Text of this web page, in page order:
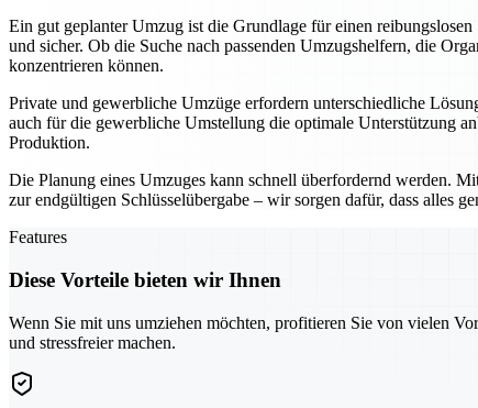
Ein gut geplanter Umzug ist die Grundlage für einen
und sicher. Ob die Suche nach passenden Umzugshelfern, die
konzentrieren können.
Private und gewerbliche Umzüge erfordern unterschiedliche
auch für die gewerbliche Umstellung die optimale Unterstützung
Produktion.
Die Planung eines Umzuges kann schnell überfordernd werden.
zur endgültigen Schlüsselübergabe – wir sorgen dafür, dass alles
Features
Diese Vorteile bieten wir Ihnen
Wenn Sie mit uns umziehen möchten, profitieren Sie von vielen
und stressfreier machen.